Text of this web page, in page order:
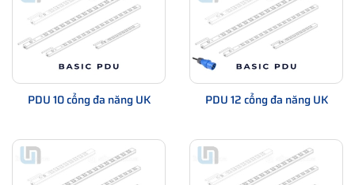
PDU 10 cổng đa năng UK PDU 12 cổng đa năng UK